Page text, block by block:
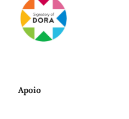
Apoio